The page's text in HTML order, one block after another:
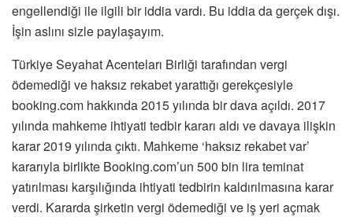
engellendiği ile ilgili bir iddia vardı. Bu iddia da gerçek dışı.
İşin aslını sizle paylaşayım.
Türkiye Seyahat Acenteları Birliği tarafından vergi
ödemediği ve haksız rekabet yarattığı gerekçesiyle
booking.com hakkında 2015 yılında bir dava açıldı. 2017
yılında mahkeme ihtiyati tedbir kararı aldı ve davaya ilişkin
karar 2019 yılında çıktı. Mahkeme ‘haksız rekabet var’
kararıyla birlikte Booking.com’un 500 bin lira teminat
yatırılması karşılığında ihtiyati tedbirin kaldırılmasına karar
verdi. Kararda şirketin vergi ödemediği ve iş yeri açmak